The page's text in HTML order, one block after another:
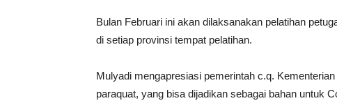
Bulan Februari ini akan dilaksanakan pelatihan
di setiap provinsi tempat pelatihan.
Mulyadi mengapresiasi pemerintah c.q.
paraquat, yang bisa dijadikan sebagai bahan untuk